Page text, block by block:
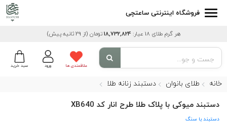
فروشگاه اینترنتی ساعتچی
هر گرم طلای 18 عیار: 18,732,824تومان (از 29 ثانیه پیش)
سبد خرید ورود علاقمندی ها
خانه طلای بانوان دستبند زنانه طلا
دستبند میوکی با پلاک طلا طرح انار کد XB640
دستبند با سنگ